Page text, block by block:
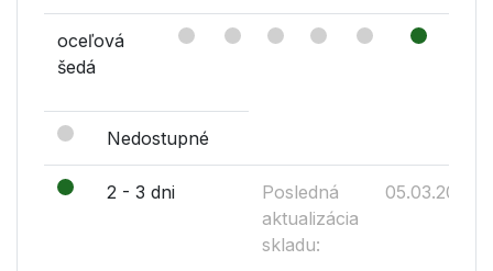
oceľová
šedá
Nedostupné
2 - 3 dni
Posledná
aktualizácia
skladu:
05.03.2019